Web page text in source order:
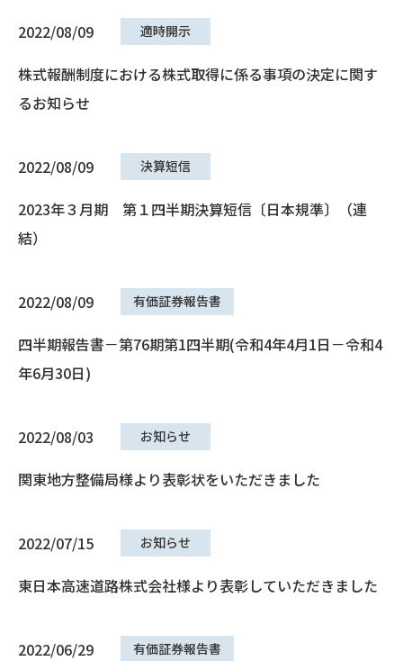
2022/08/09 適時開示
株式報酬制度における株式取得に係る事項の決定に関す
るお知らせ
2022/08/09 決算短信
2023年３月期 第１四半期決算短信〔日本規準〕（連
結）
2022/08/09 有価証券報告書
四半期報告書－第76期第1四半期(令和4年4月1日－令和4
年6月30日)
2022/08/03 お知らせ
関東地方整備局様より表彰状をいただきました
2022/07/15 お知らせ
東日本高速道路株式会社様より表彰していただきました
2022/06/29 有価証券報告書